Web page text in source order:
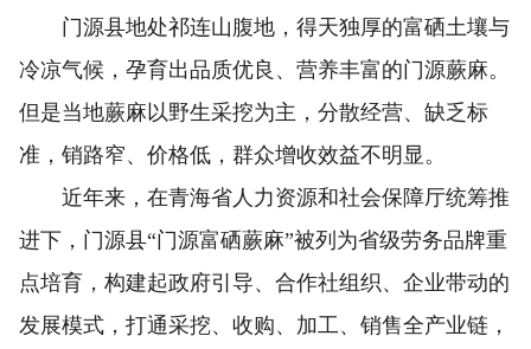
门源县地处祁连山腹地，得天独厚的富硒土壤与
冷凉气候，孕育出品质优良、营养丰富的门源蕨麻。
但是当地蕨麻以野生采挖为主，分散经营、缺乏标
准，销路窄、价格低，群众增收效益不明显。
近年来，在青海省人力资源和社会保障厅统筹推
进下，门源县“门源富硒蕨麻”被列为省级劳务品牌重
点培育，构建起政府引导、合作社组织、企业带动的
发展模式，打通采挖、收购、加工、销售全产业链，